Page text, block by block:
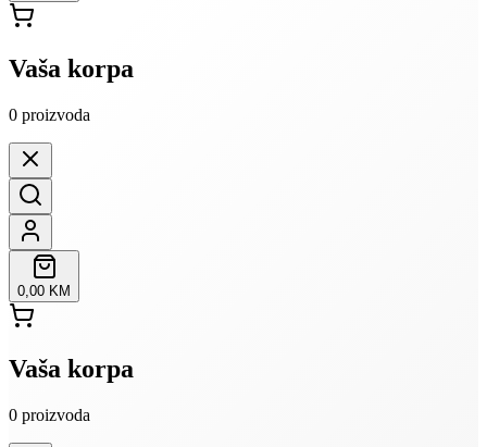
Vaša korpa
0 proizvoda
0,00 KM
Vaša korpa
0 proizvoda